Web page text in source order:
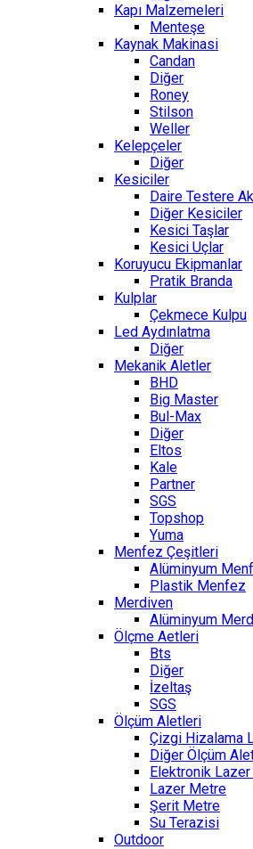
Kapı Malzemeleri
Menteşe
Kaynak Makinasi
Candan
Diğer
Roney
Stilson
Weller
Kelepçeler
Diğer
Kesiciler
Daire Testere
Diğer Kesiciler
Kesici Taşlar
Kesici Uçlar
Koruyucu Ekipmanlar
Pratik Branda
Kulplar
Çekmece Kulpu
Led Aydınlatma
Diğer
Mekanik Aletler
BHD
Big Master
Bul-Max
Diğer
Eltos
Kale
Partner
SGS
Topshop
Yuma
Menfez Çeşitleri
Alüminyum
Plastik Menfez
Merdiven
Alüminyum
Ölçme Aetleri
Bts
Diğer
İzeltaş
SGS
Ölçüm Aletleri
Çizgi Hizalama
Diğer Ölçüm
Elektronik
Lazer Metre
Şerit Metre
Su Terazisi
Outdoor